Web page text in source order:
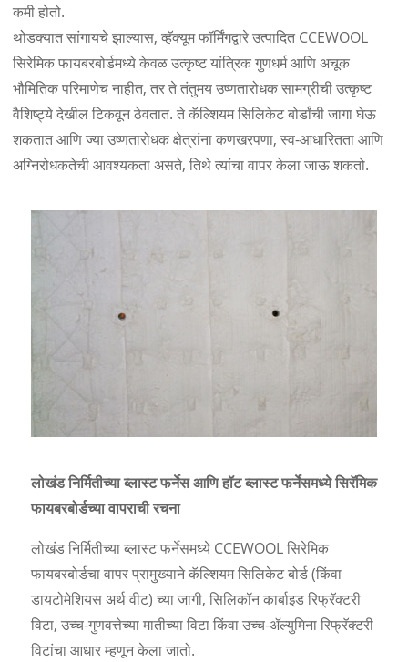
कमी होतो.
थोडक्यात सांगायचे झाल्यास, व्हॅक्यूम फॉर्मिंगद्वारे उत्पादित CCEWOOL
सिरेमिक फायबरबोर्डमध्ये केवळ उत्कृष्ट यांत्रिक गुणधर्म आणि अचूक
भौमितिक परिमाणेच नाहीत, तर ते तंतुमय उष्णतारोधक सामग्रीची उत्कृष्ट
वैशिष्ट्ये देखील टिकवून ठेवतात. ते कॅल्शियम सिलिकेट बोर्डांची जागा घेऊ
शकतात आणि ज्या उष्णतारोधक क्षेत्रांना कणखरपणा, स्व-आधारितता आणि
अग्निरोधकतेची आवश्यकता असते, तिथे त्यांचा वापर केला जाऊ शकतो.
लोखंड निर्मितीच्या ब्लास्ट फर्नेस आणि हॉट ब्लास्ट फर्नेसमध्ये सिरॅमिक
फायबरबोर्डच्या वापराची रचना
लोखंड निर्मितीच्या ब्लास्ट फर्नेसमध्ये CCEWOOL सिरेमिक
फायबरबोर्डचा वापर प्रामुख्याने कॅल्शियम सिलिकेट बोर्ड (किंवा
डायटोमेशियस अर्थ वीट) च्या जागी, सिलिकॉन कार्बाइड रिफ्रॅक्टरी
विटा, उच्च-गुणवत्तेच्या मातीच्या विटा किंवा उच्च-ॲल्युमिना रिफ्रॅक्टरी
विटांचा आधार म्हणून केला जातो.